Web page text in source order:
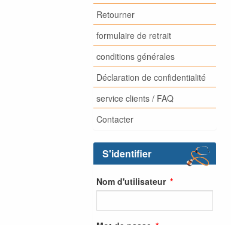
Retourner
formulaire de retrait
conditions générales
Déclaration de confidentialité
service clients / FAQ
Contacter
S'identifier
Nom d'utilisateur